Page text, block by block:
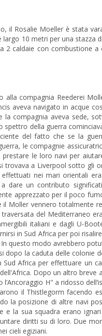
il Rosalie Moeller è stata
10 metri per una stazza
caldaie con combustione a
alla compagnia Reederei
aveva navigato in acque
compagnia aveva sede,
della guerra
del fatto che se la
le compagnie
le loro navi per
trovava a Liverpool sotto gli
nei mari orientali
dare un contributo
apprezzato per il poco
Moller vennero totalmente
del Mediterraneo
italiani e dagli U-
in Sud Africa per poi
questo modo avrebbero
la caduta delle colonie
Africa per effettuare un
Dopo un altro breve
H" a ridosso
il Thistlegorm facendo
la posizione di altre navi
la sua squadra erano
diritti su di loro. Due
cieli egiziani.